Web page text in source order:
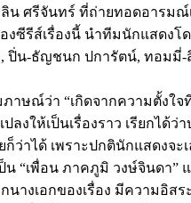
รีจันทร์ ที่ถ่ายทอดอารมณ์เ
รีส์เรื่องนี้ นำทีมนักแสดงโ
-ธัญชนก ปการัตน์, ทอมมี่-
าษณ์ว่า “เกิดจากความตั้ง
ให้เป็นเรื่องราว เรียกได้
าได้ เพราะปกตินักแสดงจ
เพื่อน ภาคภูมิ วงษ์จินดา”
างเอกของเรื่อง มีความอิส